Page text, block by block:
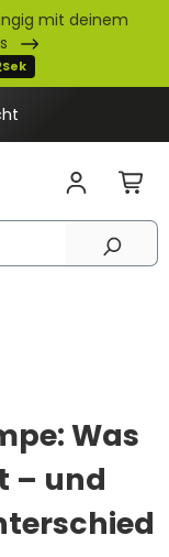
mit deinem
Sek
Was
– und